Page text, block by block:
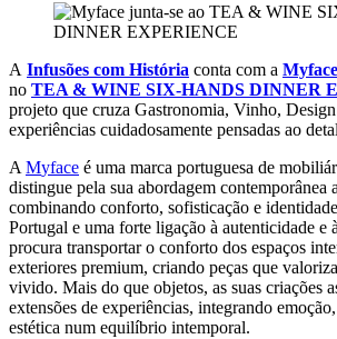
A Infusões com História conta com a Myface
no TEA & WINE SIX-HANDS DINNER
projeto que cruza Gastronomia, Vinho,
experiências cuidadosamente pensadas ao
AMyface é uma marca portuguesa de
distingue pela sua abordagem contemporânea
combinando conforto, sofisticação e
Portugal e uma forte ligação à autenticidade e
procura transportar o conforto dos espaços
exteriores premium, criando peças que
vivido. Mais do que objetos, as suas criações
extensões de experiências, integrando
estética num equilíbrio intemporal.